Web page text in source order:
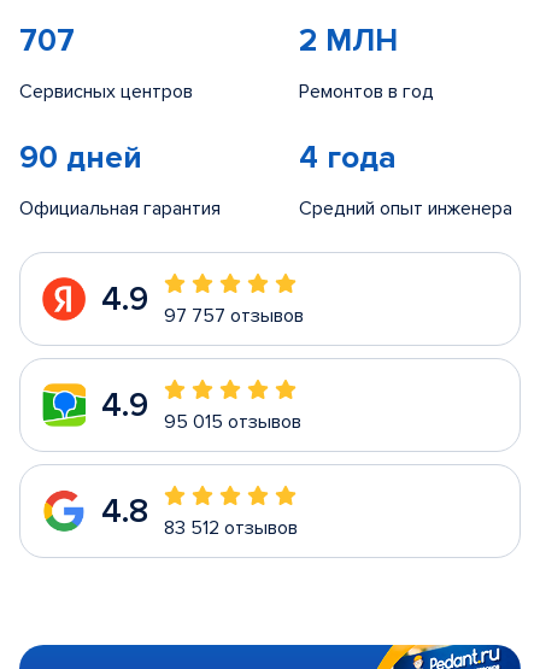
707
Сервисных центров
2 МЛН
Ремонтов в год
90 дней
Официальная гарантия
4 года
Средний опыт инженера
4.9 97 757 отзывов
4.9 95 015 отзывов
4.8 83 512 отзывов